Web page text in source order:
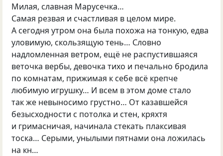
Милая, славная Марусечка…
Самая резвая и счастливая в целом мире.
А сегодня утром она была похожа на тонкую, едва
уловимую, скользящую тень… Словно
надломленная ветром, ещё не распустившаяся
веточка вербы, девочка тихо и печально бродила
по комнатам, прижимая к себе всё крепче
любимую игрушку… И всем в этом доме стало
так же невыносимо грустно… От казавшейся
безысходности с потолка и стен, кряхтя
и гримасничая, начинала стекать плаксивая
тоска… Серыми, унылыми пятнами она ложилась
на кн…